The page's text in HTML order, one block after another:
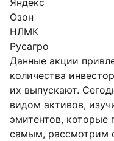
Яндекс
Озон
НЛМК
Русагро
Данные акции
количества
их выпускают.
видом активов,
эмитентов,
самым, рассмотрим